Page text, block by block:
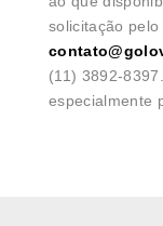
solicitação pelo
(11) 3892-
especialmente